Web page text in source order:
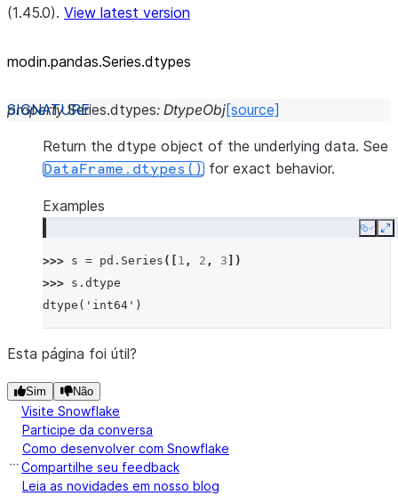
(1.45.0). View latest version
modin.pandas.Series.dtypes
property Series.dtypes: DtypeObj[source]
Return the dtype object of the underlying data. See
DataFrame.dtypes() for exact behavior.
Examples
Copy
>>> s = pd . Series ([ 1 , 2 , 3 ])
>>> s . dtype
dtype('int64')
Esta página foi útil?
Sim Não
Visite Snowflake
Participe da conversa
Como desenvolver com Snowflake
Compartilhe seu feedback
Leia as novidades em nosso blog